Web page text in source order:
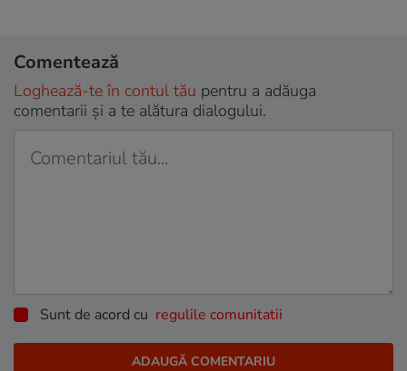
Comentează
Loghează-te în contul tău pentru a adăuga
comentarii și a te alătura dialogului.
Sunt de acord cu regulile comunitatii